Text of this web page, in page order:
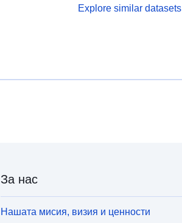
Explore similar datasets
За нас
Нашата мисия, визия и ценности